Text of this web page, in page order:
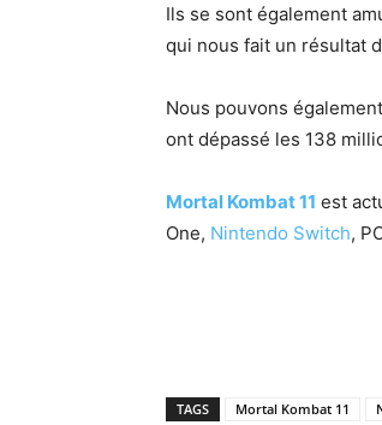
Ils se sont également
qui nous fait un résultat
Nous pouvons
ont dépassé les 138
Mortal Kombat 11 est
One, Nintendo Switch,
TAGS Mortal Kombat 11